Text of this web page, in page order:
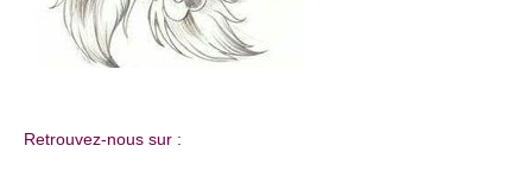
Retrouvez-nous sur :